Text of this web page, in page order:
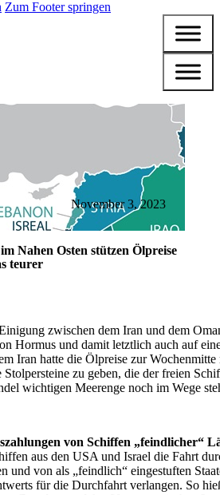
Zum Footer springen
Nahen Osten stützen Ölpreise
teurer
November 3, 2023
zwischen dem Iran und dem
Hormus und damit letztlich auch auf
Iran hatte die Ölpreise zur
Stolpersteine zu geben, die der freien
wichtigen Meerenge noch im Wege
von Schiffen „feindlicher“
aus den USA und Israel die Fahrt
und von als „feindlich“ eingestuften
für die Durchfahrt verlangen. So